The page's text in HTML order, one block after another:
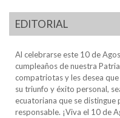
EDITORIAL
Al celebrarse este 10 de
cumpleaños de nuestra
compatriotas y les desea
su triunfo y éxito personal,
ecuatoriana que se
responsable. ¡Viva el 10 de